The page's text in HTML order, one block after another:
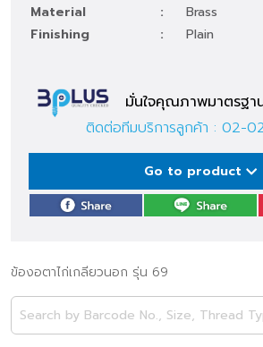
Material :
Brass
Finishing
: Plain
มั่นใจคุณภาพมาตรฐ
ติดต่อทีมบริการลูกค้า : 02-
Go to product
ข้องอตาไก่เกลียวนอก รุ่น 69